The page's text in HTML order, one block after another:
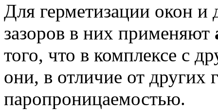
Для герметизации окон и
зазоров в них применяют
того, что в комплексе с
они, в отличие от других
паропроницаемостью.